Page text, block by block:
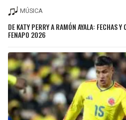
MÚSICA
DE KATY PERRY A RAMÓN AYALA: FECHAS
FENAPO 2026